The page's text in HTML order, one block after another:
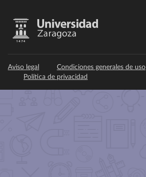
Aviso legal
Condiciones generales de uso
Política de privacidad